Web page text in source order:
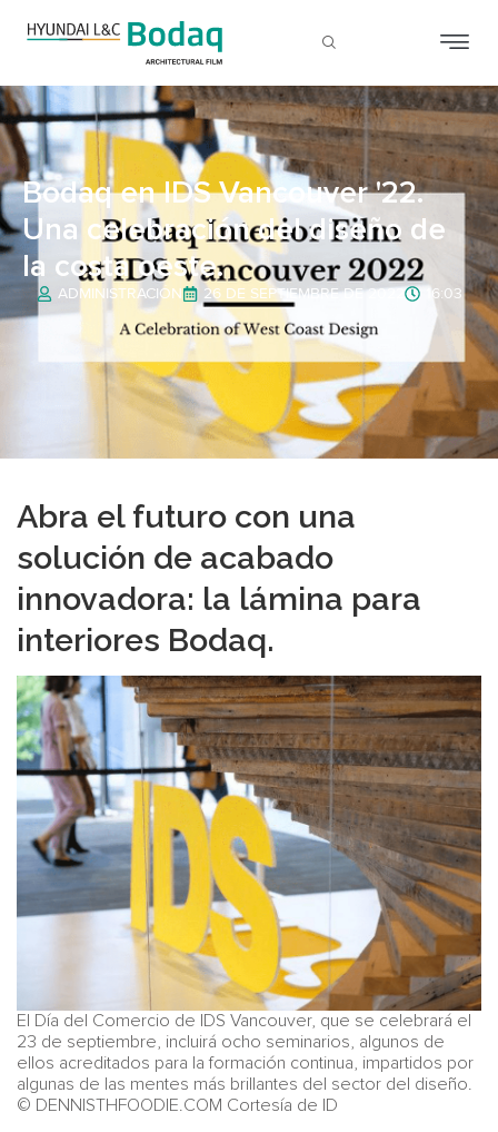
Bodaq en IDS Vancouver '22.
Una celebración del diseño de
la costa oeste.
ADMINISTRACIÓN 26 DE SEPTIEMBRE DE 2022 16:03
Abra el futuro con una
solución de acabado
innovadora: la lámina para
interiores Bodaq.
El Día del Comercio de IDS Vancouver, que se celebrará el
23 de septiembre, incluirá ocho seminarios, algunos de
ellos acreditados para la formación continua, impartidos por
algunas de las mentes más brillantes del sector del diseño.
© DENNISTHFOODIE.COM Cortesía de ID